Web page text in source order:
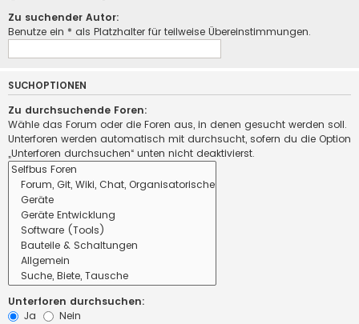
Zu suchender Autor:
Benutze ein * als Platzhalter für teilweise Übereinstimmungen.
SUCHOPTIONEN
Zu durchsuchende Foren:
Wähle das Forum oder die Foren aus, in denen gesucht werden soll.
Unterforen werden automatisch mit durchsucht, sofern du die Option
„Unterforen durchsuchen“ unten nicht deaktivierst.
Unterforen durchsuchen:
Ja
Nein